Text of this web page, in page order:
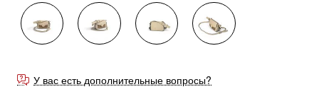
Продано
У вас есть дополнительные вопросы?